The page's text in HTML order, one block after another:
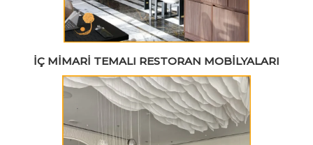
İÇ MIMARI TEMALI RESTORAN MOBILYALARI